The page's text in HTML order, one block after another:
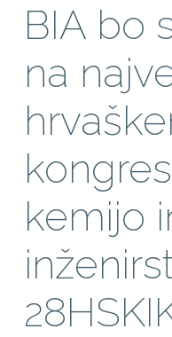
BIA bo
na
kemijo